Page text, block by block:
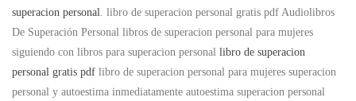
superacion personal. libro de superacion personal gratis pdf Audiolibros
De Superación Personal libros de superacion personal para mujeres
siguiendo con libros para superacion personal libro de superacion
personal gratis pdf libro de superacion personal para mujeres superacion
personal y autoestima inmediatamente autoestima superacion personal